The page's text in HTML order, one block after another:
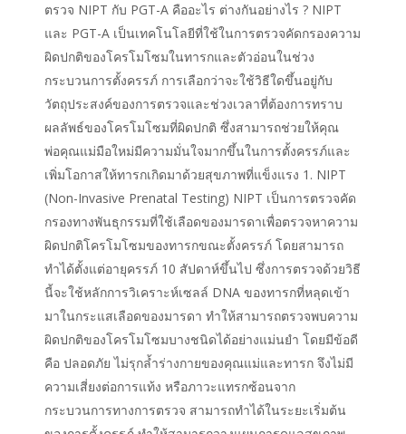
ตรวจ NIPT กับ PGT-A คืออะไร ต่างกันอย่างไร ? NIPT
และ PGT-A เป็นเทคโนโลยีที่ใช้ในการตรวจคัดกรองความ
ผิดปกติของโครโมโซมในทารกและตัวอ่อนในช่วง
กระบวนการตั้งครรภ์ การเลือกว่าจะใช้วิธีใดขึ้นอยู่กับ
วัตถุประสงค์ของการตรวจและช่วงเวลาที่ต้องการทราบ
ผลลัพธ์ของโครโมโซมที่ผิดปกติ ซึ่งสามารถช่วยให้คุณ
พ่อคุณแม่มือใหม่มีความมั่นใจมากขึ้นในการตั้งครรภ์และ
เพิ่มโอกาสให้ทารกเกิดมาด้วยสุขภาพที่แข็งแรง 1. NIPT
(Non-Invasive Prenatal Testing) NIPT เป็นการตรวจคัด
กรองทางพันธุกรรมที่ใช้เลือดของมารดาเพื่อตรวจหาความ
ผิดปกติโครโมโซมของทารกขณะตั้งครรภ์ โดยสามารถ
ทำได้ตั้งแต่อายุครรภ์ 10 สัปดาห์ขึ้นไป ซึ่งการตรวจด้วยวิธี
นี้จะใช้หลักการวิเคราะห์เซลล์ DNA ของทารกที่หลุดเข้า
มาในกระแสเลือดของมารดา ทำให้สามารถตรวจพบความ
ผิดปกติของโครโมโซมบางชนิดได้อย่างแม่นยำ โดยมีข้อดี
คือ ปลอดภัย ไม่รุกล้ำร่างกายของคุณแม่และทารก จึงไม่มี
ความเสี่ยงต่อการแท้ง หรือภาวะแทรกซ้อนจาก
กระบวนการทางการตรวจ สามารถทำได้ในระยะเริ่มต้น